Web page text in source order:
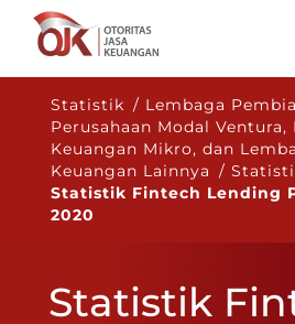
Tentang OJK
Fungsi Utama
Publikasi
Regulasi
Layanan
Statistik / Lembaga
Perusahaan Modal Ventura,
Keuangan Mikro, dan
Keuangan Lainnya /
Statistik Fintech Lending
2020
Statistik